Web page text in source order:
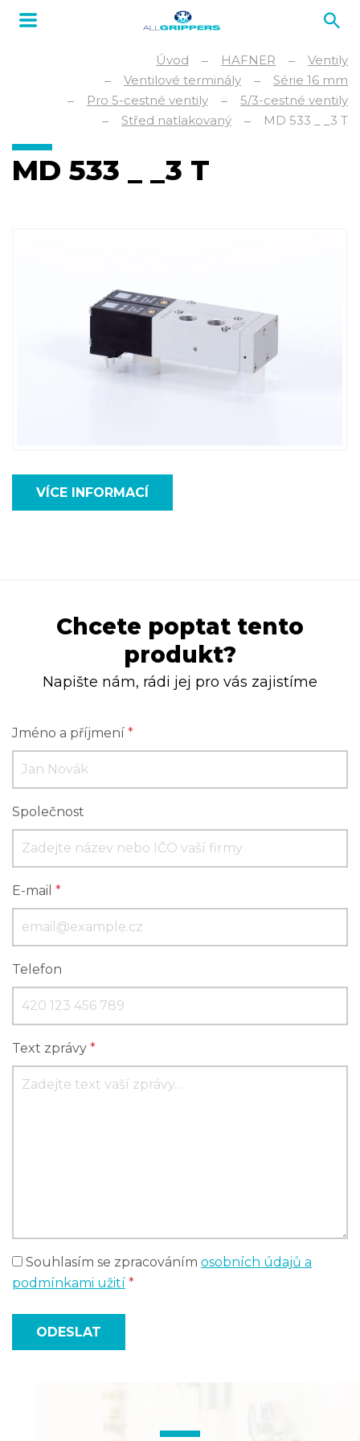
Úvod HAFNER
Ventily
Ventilové terminály
Série 16 mm
Pro 5-cestné ventily
5/3-cestné ventily
Střed natlakovaný
MD 533 _ _3 T
MD 533 _ _3 T
VÍCE INFORMACÍ
Chcete poptat tento
produkt?
Napište nám, rádi jej pro vás zajistíme
Jméno a příjmení *
Společnost
E-mail *
Telefon
Text zprávy *
Souhlasím se zpracováním osobních údajů a
podmínkami užití *
ODESLAT